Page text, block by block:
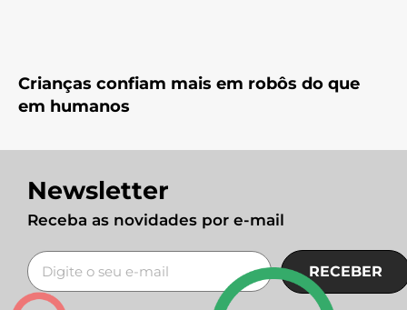
Crianças confiam mais em robôs do que
em humanos
Newsletter
Receba as novidades por e-mail
RECEBER